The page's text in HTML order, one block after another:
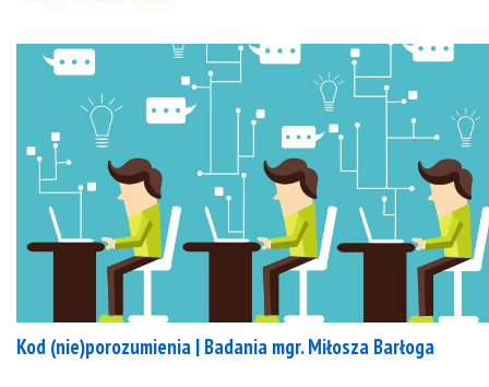
Kod (nie)porozumienia | Badania mgr. Miłosza Barłoga